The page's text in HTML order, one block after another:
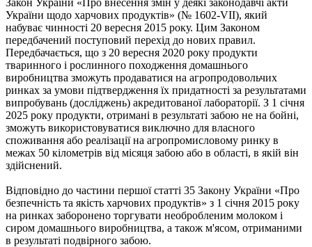
України щодо харчових продуктів» (№ 1602-VII), який
набуває чинності 20 вересня 2015 року. Цим Законом
передбачений поступовий перехід до нових правил.
Передбачається, що з 20 вересня 2020 року продукти
тваринного і рослинного походження домашнього
виробництва зможуть продаватися на агропродовольчих
ринках за умови підтвердження їх придатності за результатами
випробувань (досліджень) акредитованої лабораторії. З 1 січня
2025 року продукти, отримані в результаті забою не на бойні,
зможуть використовуватися виключно для власного
споживання або реалізації на агропромисловому ринку в
межах 50 кілометрів від місяця забою або в області, в якій він
здійснений.
Відповідно до частини першої статті 35 Закону України «Про
безпечність та якість харчових продуктів» з 1 січня 2015 року
на ринках заборонено торгувати необробленим молоком і
сиром домашнього виробництва, а також м'ясом, отриманими
в результаті подвірного забою.